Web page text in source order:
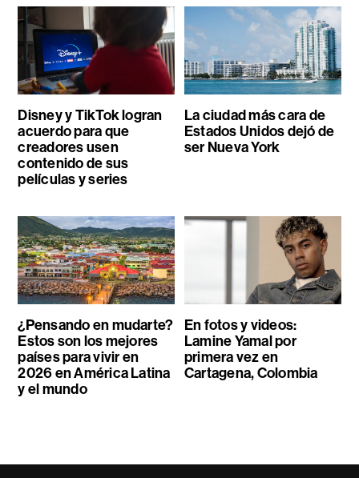
Disney y TikTok logran
acuerdo para que
creadores usen
contenido de sus
películas y series
La ciudad más cara de
Estados Unidos dejó de
ser Nueva York
¿Pensando en mudarte?
Estos son los mejores
países para vivir en
2026 en América Latina
y el mundo
En fotos y videos:
Lamine Yamal por
primera vez en
Cartagena, Colombia